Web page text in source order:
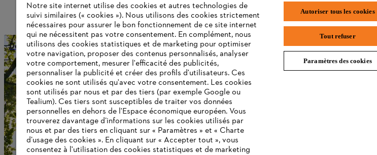
Développement durable
Informations pour les fournisseurs
Produits
Contact
Carrière
Système d'alerte
Notre site internet utilise des cookies et autres technologies de
suivi similaires (« cookies »). Nous utilisons des cookies strictement
nécessaires pour assurer le bon fonctionnement de ce site internet
qui ne nécessitent pas votre consentement. En complément, nous
utilisons des cookies statistiques et de marketing pour optimiser
votre navigation, proposer des contenus personnalisés, analyser
votre comportement, mesurer l'efficacité des publicités,
personnaliser la publicité et créer des profils d'utilisateurs. Ces
cookies ne sont utilisés qu'avec votre consentement. Les cookies
sont utilisés par nous et par des tiers (par exemple Google ou
Tealium). Ces tiers sont susceptibles de traiter vos données
personnelles en dehors de l'Espace économique européen. Vous
trouverez davantage d’informations sur les cookies utilisés par
nous et par des tiers en cliquant sur « Paramètres » et « Charte
d’usage des cookies ». En cliquant sur « Accepter tout », vous
consentez à l'utilisation des cookies statistiques et de marketing
Autoriser tous les cookies
Tout refuser
Paramètres des cookies